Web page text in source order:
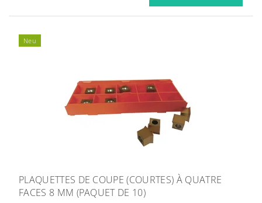
Neu
PLAQUETTES DE COUPE (COURTES) À QUATRE
FACES 8 MM (PAQUET DE 10)